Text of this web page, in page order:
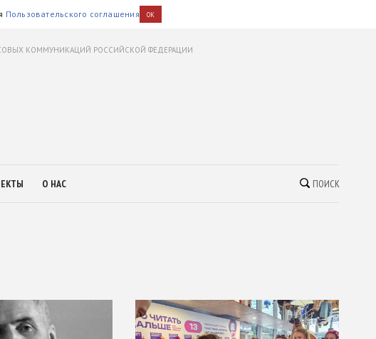
Пользовательского соглашения OK
КОММУНИКАЦИЙ РОССИЙСКОЙ ФЕДЕРАЦИИ
О НАС ПОИСК